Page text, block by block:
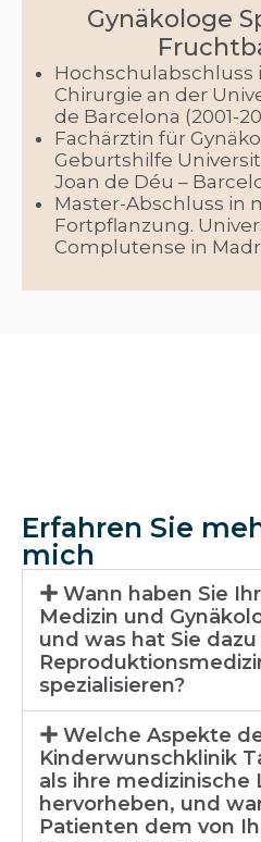
Gynäkologe
Hochschulabschluss
Chirurgie an der
de Barcelona (2001-
Fachärztin für
Geburtshilfe
Joan de Déu –
Master-Abschluss in
Fortpflanzung.
Complutense in
Erfahren Sie
mich
Wann haben Sie
Medizin und
und was hat Sie
spezialisieren?
Welche Aspekte
Kinderwunschklinik
als ihre medizinische
hervorheben, und
Patienten dem von